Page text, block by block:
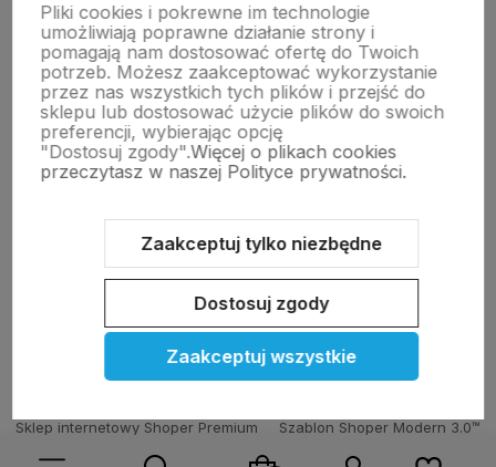
Alicja
Zweryfikowany zakup4 grudnia 2025
Ciepłe i lekkie, nie czuję zmęczenia nawet po dłuższym
noszeniu.
Materiał wysokiej jakości, wyglądają bardzo estetycznie.
Zweryfikowany zakup4 grudnia 2025
Dobrze trzymają stopę, łatwo się je czyści i przechowuje.
Moje konto
Pomoc
KOLEKCJE
Nasze marki
Sklep internetowy Shoper Premium
Szablon Shoper Modern 3.0™
Pliki cookies i pokrewne im technologie
umożliwiają poprawne działanie strony i
pomagają nam dostosować ofertę do Twoich
potrzeb. Możesz zaakceptować wykorzystanie
przez nas wszystkich tych plików i przejść do
sklepu lub dostosować użycie plików do swoich
preferencji, wybierając opcję
"Dostosuj zgody".Więcej o plikach cookies
przeczytasz w naszej Polityce prywatności.
Zaakceptuj tylko niezbędne
Dostosuj zgody
Zaakceptuj wszystkie